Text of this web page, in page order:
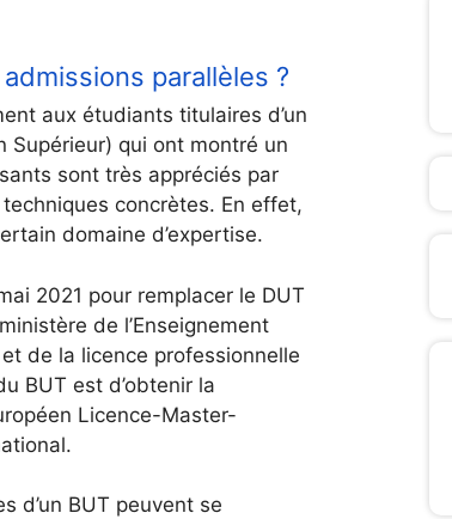
parallèles ?
aux étudiants titulaires d’un
Supérieur) qui ont montré un
sont très appréciés par
concrètes. En effet,
domaine d’expertise.
2021 pour remplacer le DUT
de l’Enseignement
de la licence professionnelle
BUT est d’obtenir la
Licence-Master-
d’un BUT peuvent se